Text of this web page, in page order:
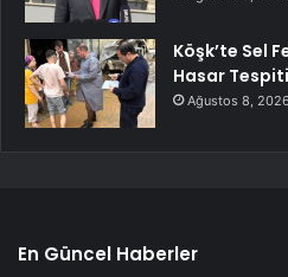
Köşk’te Sel
Hasar Tespiti
Ağustos 8, 2026
En Güncel Haberler